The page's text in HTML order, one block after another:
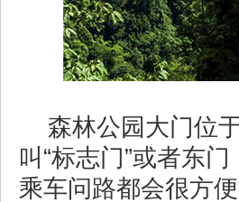
森林公园大门位
叫“标志门”或者东
乘车问路都会很方